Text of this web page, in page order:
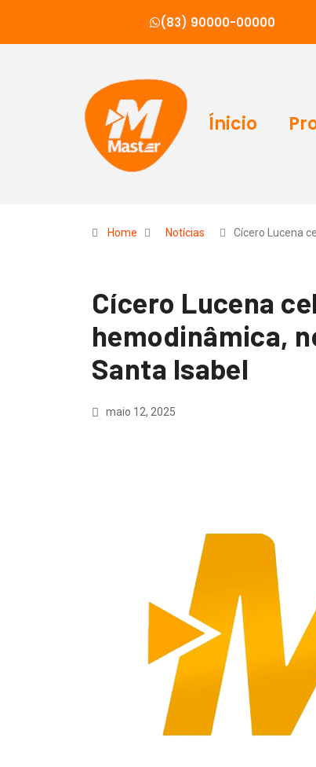
(83) 90000-00000
Ínicio
Home Notícias Cícero Lucena
Cícero Lucena
hemodinâmica,
Santa Isabel
maio 12, 2025